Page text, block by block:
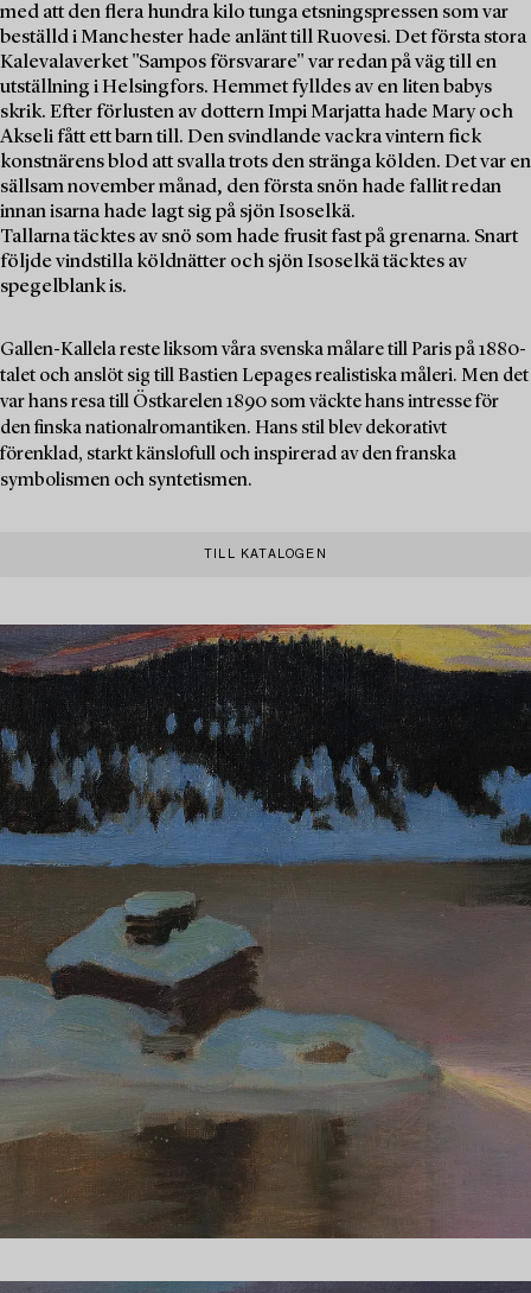
med att den flera hundra kilo tunga etsningspressen som var
beställd i Manchester hade anlänt till Ruovesi. Det första stora
Kalevalaverket "Sampos försvarare" var redan på väg till en
utställning i Helsingfors. Hemmet fylldes av en liten babys
skrik. Efter förlusten av dottern Impi Marjatta hade Mary och
Akseli fått ett barn till. Den svindlande vackra vintern fick
konstnärens blod att svalla trots den stränga kölden. Det var en
sällsam november månad, den första snön hade fallit redan
innan isarna hade lagt sig på sjön Isoselkä.
Tallarna täcktes av snö som hade frusit fast på grenarna. Snart
följde vindstilla köldnätter och sjön Isoselkä täcktes av
spegelblank is.
Gallen-Kallela reste liksom våra svenska målare till Paris på 1880-
talet och anslöt sig till Bastien Lepages realistiska måleri. Men det
var hans resa till Östkarelen 1890 som väckte hans intresse för
den finska nationalromantiken. Hans stil blev dekorativt
förenklad, starkt känslofull och inspirerad av den franska
symbolismen och syntetismen.
TILL KATALOGEN